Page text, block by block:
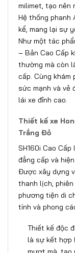
milimet, tạo nên
Hệ thống phanh
kể, mang lại sự
Như một tác
– Bản Cao Cấp
thường mà còn
cấp. Cùng
sức mạnh và vẻ
lái xe đỉnh cao.
Thiết kế xe
Trắng Đỏ
SH160i Cao
đẳng cấp và
Được xây dựng
thanh lịch, phiên
phương tiện di
tính và phong
Thiết kế độc
là sự kết hợp